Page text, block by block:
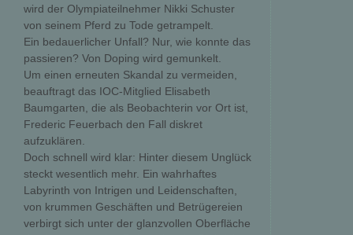
wird der Olympiateilnehmer Nikki Schuster
von seinem Pferd zu Tode getrampelt.
Ein bedauerlicher Unfall? Nur, wie konnte das
passieren? Von Doping wird gemunkelt.
Um einen erneuten Skandal zu vermeiden,
beauftragt das IOC-Mitglied Elisabeth
Baumgarten, die als Beobachterin vor Ort ist,
Frederic Feuerbach den Fall diskret
aufzuklären.
Doch schnell wird klar: Hinter diesem Unglück
steckt wesentlich mehr. Ein wahrhaftes
Labyrinth von Intrigen und Leidenschaften,
von krummen Geschäften und Betrügereien
verbirgt sich unter der glanzvollen Oberfläche